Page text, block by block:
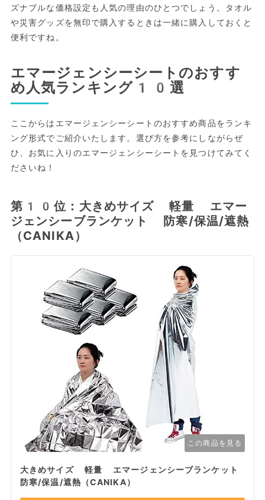
ズナブルな価格設定も人気の理由のひとつでしょう。タオル
や災害グッズを無印で購入するときは一緒に購入しておくと
便利ですね。
エマージェンシーシートのおすす
め人気ランキング10選
ここからはエマージェンシーシートのおすすめ商品をランキ
ング形式でご紹介いたします。選び方を参考にしながらぜ
ひ、お気に入りのエマージェンシーシートを見つけてみてく
ださいね！
第10位：大きめサイズ 軽量 エマー
ジェンシーブランケット 防寒/保温/遮熱
（CANIKA）
この商品を見る
大きめサイズ 軽量 エマージェンシーブランケット
防寒/保温/遮熱（CANIKA）